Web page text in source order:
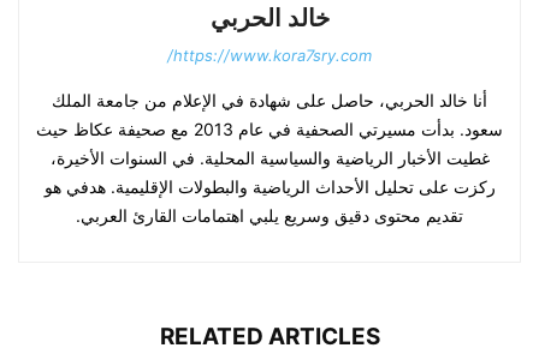
خالد الحربي
https://www.kora7sry.com/
أنا خالد الحربي، حاصل على شهادة في الإعلام من جامعة الملك
سعود. بدأت مسيرتي الصحفية في عام 2013 مع صحيفة عكاظ حيث
غطيت الأخبار الرياضية والسياسية المحلية. في السنوات الأخيرة،
ركزت على تحليل الأحداث الرياضية والبطولات الإقليمية. هدفي هو
تقديم محتوى دقيق وسريع يلبي اهتمامات القارئ العربي.
RELATED ARTICLES